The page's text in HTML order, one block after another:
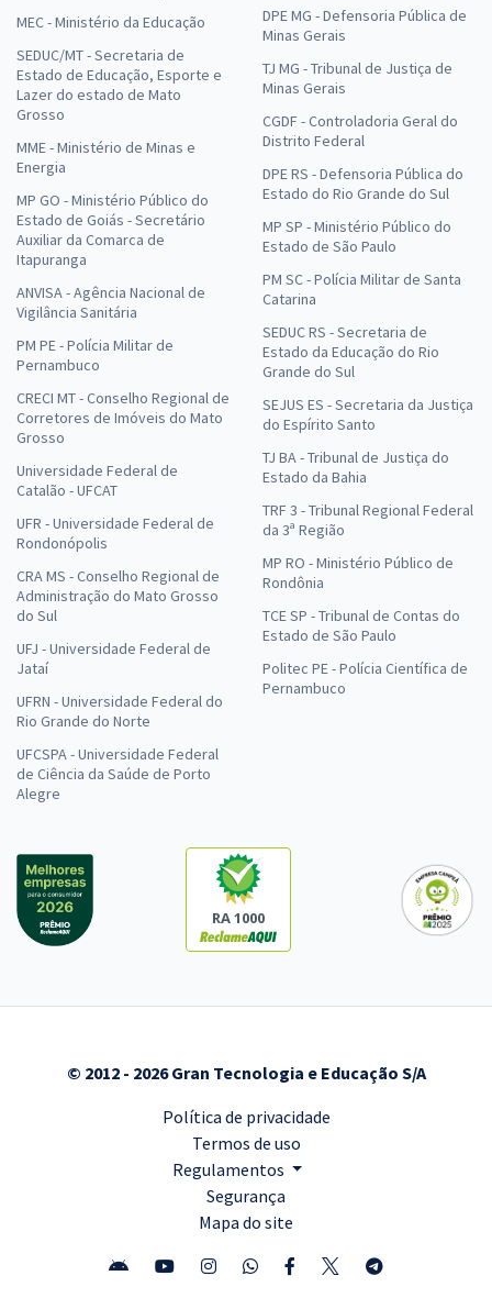
MEC - Ministério da Educação
SEDUC/MT - Secretaria de
Estado de Educação, Esporte e
Lazer do estado de Mato
Grosso
MME - Ministério de Minas e
Energia
MP GO - Ministério Público do
Estado de Goiás - Secretário
Auxiliar da Comarca de
Itapuranga
ANVISA - Agência Nacional de
Vigilância Sanitária
PM PE - Polícia Militar de
Pernambuco
CRECI MT - Conselho Regional de
Corretores de Imóveis do Mato
Grosso
Universidade Federal de
Catalão - UFCAT
UFR - Universidade Federal de
Rondonópolis
CRA MS - Conselho Regional de
Administração do Mato Grosso
do Sul
UFJ - Universidade Federal de
Jataí
UFRN - Universidade Federal do
Rio Grande do Norte
UFCSPA - Universidade Federal
de Ciência da Saúde de Porto
Alegre
DPE MG - Defensoria Pública de
Minas Gerais
TJ MG - Tribunal de Justiça de
Minas Gerais
CGDF - Controladoria Geral do
Distrito Federal
DPE RS - Defensoria Pública do
Estado do Rio Grande do Sul
MP SP - Ministério Público do
Estado de São Paulo
PM SC - Polícia Militar de Santa
Catarina
SEDUC RS - Secretaria de
Estado da Educação do Rio
Grande do Sul
SEJUS ES - Secretaria da Justiça
do Espírito Santo
TJ BA - Tribunal de Justiça do
Estado da Bahia
TRF 3 - Tribunal Regional Federal
da 3ª Região
MP RO - Ministério Público de
Rondônia
TCE SP - Tribunal de Contas do
Estado de São Paulo
Politec PE - Polícia Científica de
Pernambuco
RA 1000
© 2012 - 2026 Gran Tecnologia e Educação S/A
Política de privacidade
Termos de uso
Regulamentos
Segurança
Mapa do site